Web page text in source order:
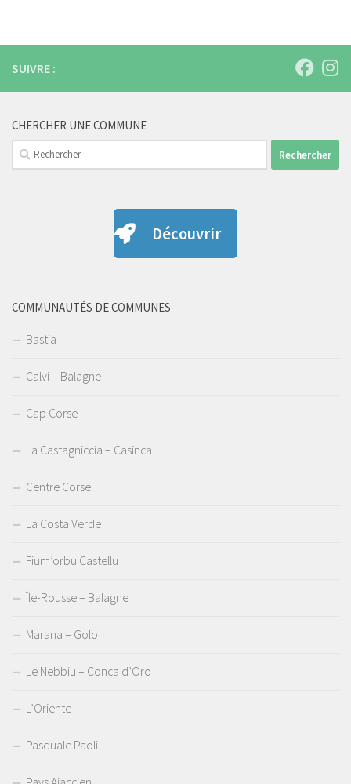
SUIVRE :
CHERCHER UNE COMMUNE
Rechercher :
Découvrir
COMMUNAUTÉS DE COMMUNES
Bastia
Calvi – Balagne
Cap Corse
La Castagniccia – Casinca
Centre Corse
La Costa Verde
Fium’orbu Castellu
Île-Rousse – Balagne
Marana – Golo
Le Nebbiu – Conca d’Oro
L’Oriente
Pasquale Paoli